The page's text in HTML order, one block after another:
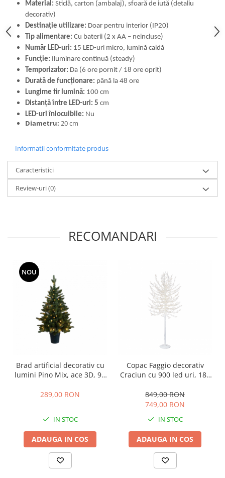
Material: Sticlă, carton (ambalaj), sfoară de iută (detaliu
decorativ)
Destinație utilizare: Doar pentru interior (IP20)
Tip alimentare: Cu baterii (2 x AA – neincluse)
Număr LED-uri: 15 LED-uri micro, lumină caldă
Funcție: Iluminare continuă (steady)
Temporizator: Da (6 ore pornit / 18 ore oprit)
Durată de funcționare: până la 48 ore
Lungime fir lumină: 100 cm
Distanță între LED-uri: 5 cm
LED-uri înlocuibile: Nu
Diametru: 20 cm
Informatii conformitate produs
Caracteristici
Review-uri(0)
RECOMANDARI
NOU
Brad artificial decorativ cu
lumini Pino Mix, ace 3D, 90
289,00 RON
IN STOC
ADAUGA IN COS
Copac Faggio decorativ
Craciun cu 900 led uri, 180
849,00 RON
749,00 RON
IN STOC
ADAUGA IN COS